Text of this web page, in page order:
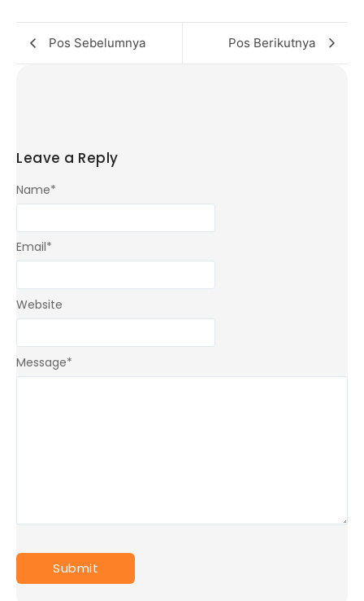
Pos Sebelumnya Pos Berikutnya
Leave a Reply
Message*
Name*
Email*
Website